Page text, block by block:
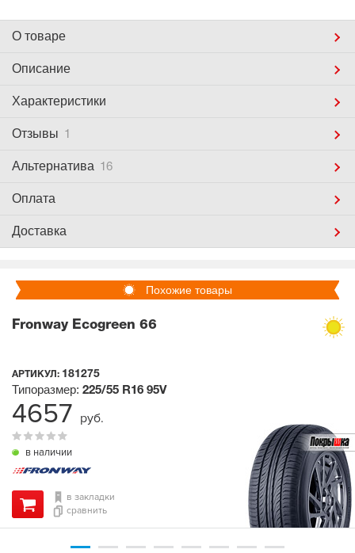
О товаре
Описание
Характеристики
Отзывы 1
Альтернатива 16
Оплата
Доставка
Похожие товары
Fronway Ecogreen 66
АРТИКУЛ: 181275
в наличии
Типоразмер: 225/55 R16 95V
в закладки
сравнить
4657 руб.